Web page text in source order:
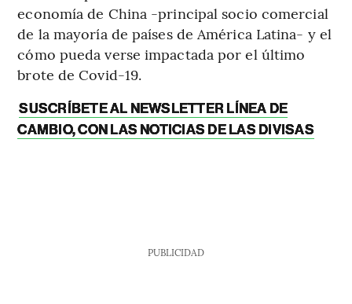
economía de China -principal socio comercial
de la mayoría de países de América Latina- y el
cómo pueda verse impactada por el último
brote de Covid-19.
SUSCRÍBETE AL NEWSLETTER LÍNEA DE
CAMBIO, CON LAS NOTICIAS DE LAS DIVISAS
PUBLICIDAD